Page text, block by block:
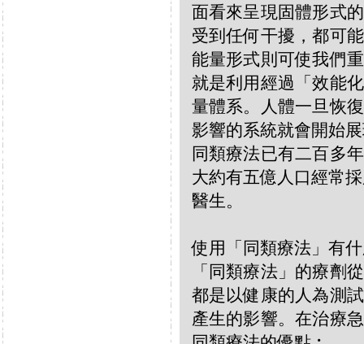
面看來呈現固體形式
受到任何干擾，都可
能量形式則可使我們
就是利用經過「效能
量體系。人體一旦恢
影響的系統就會開始
同類療法已有二百多
大約有五億人口經常
醫生。
使用「同類療法」有
「同類療法」的療劑
都是以健康的人為測
產生的影響。在治療